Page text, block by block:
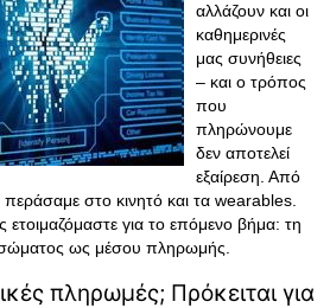
αλλάζουν και οι
καθημερινές
μας συνήθειες
– και ο τρόπος
που
πληρώνουμε
δεν αποτελεί
εξαίρεση. Από
περάσαμε στο κινητό και τα wearables.
για το επόμενο βήμα: τη
ως μέσου πληρωμής.
πληρωμές; Πρόκειται για